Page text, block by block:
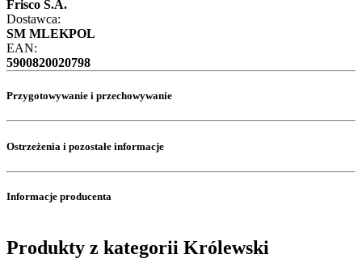
Frisco S.A.
Dostawca:
SM MLEKPOL
EAN:
5900820020798
Przygotowywanie i przechowywanie
Ostrzeżenia i pozostałe informacje
Informacje producenta
Produkty z kategorii Królewski